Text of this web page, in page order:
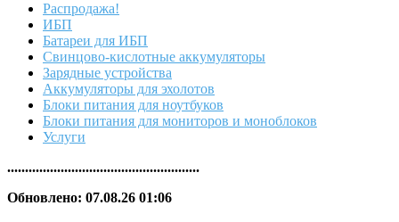
Распродажа!
ИБП
Батареи для ИБП
Свинцово-кислотные аккумуляторы
Зарядные устройства
Аккумуляторы для эхолотов
Блоки питания для ноутбуков
Блоки питания для мониторов и моноблоков
Услуги
......................................................
Обновлено: 07.08.26 01:06